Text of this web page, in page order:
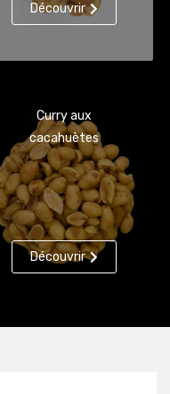
Découvrir
Curry aux
cacahuètes
Découvrir